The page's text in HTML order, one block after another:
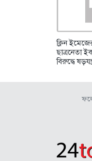
ক্লিন
ছাত্রনেতা
বিরুদ্ধে